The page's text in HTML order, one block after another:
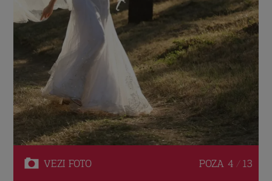
VEZI FOTO POZA 4 / 13